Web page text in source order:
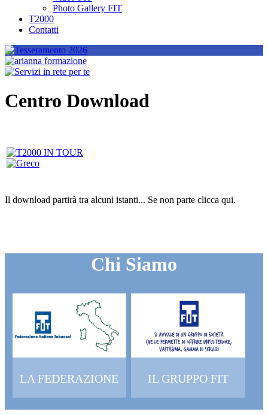
Photo Gallery FIT
T2000
Contatti
Centro Download
Il download partirà tra alcuni istanti... Se non parte clicca qui.
Chi Siamo
LA FEDERAZIONE IL GRUPPO FIT